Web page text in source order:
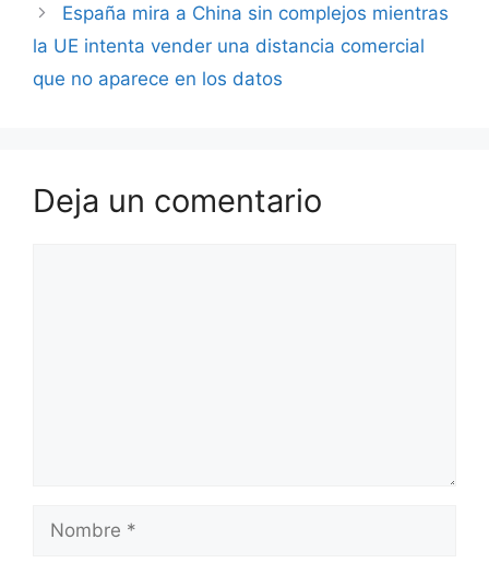
España mira a China sin complejos mientras
la UE intenta vender una distancia comercial
que no aparece en los datos
Deja un comentario